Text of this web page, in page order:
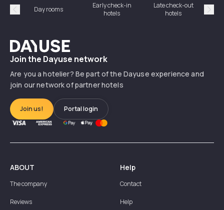
Précédent
Day rooms
Early check-in
hotels
Late check-out
hotels
Dayuse
Join the Dayuse network
Are you a hotelier? Be part of the Dayuse experience and
join our network of partner hotels
Join us! Portal login
ABOUT
The company
Reviews
Help
Contact
Help